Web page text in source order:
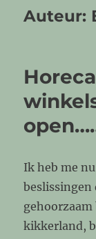
Auteur:
Ik heb me
beslissingen
kikkerland,